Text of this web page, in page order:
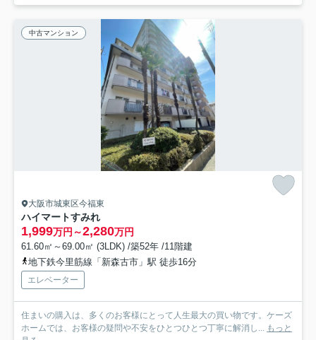
中古マンション
大阪市城東区今福東
ハイマートすみれ
1,999万円～2,280万円
61.60㎡～69.00㎡ (3LDK) /築52年 /11階建
地下鉄今里筋線「新森古市」駅 徒歩16分
エレベーター
住まいの購入は、多くのお客様にとって人生最大の買い物です。ケーズ
ホームでは、お客様の疑問や不安をひとつひとつ丁寧に解消し... もっと